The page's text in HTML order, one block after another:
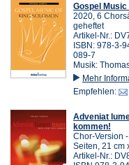
Gospel
2020, 6
geheftet
Artikel-Nr.:
ISBN: 978-3-
089-7
Musik:
Mehr
Empfehlen:
Adveniat
kommen!
Chor-Version
Seiten, 21 cm
Artikel-Nr.: